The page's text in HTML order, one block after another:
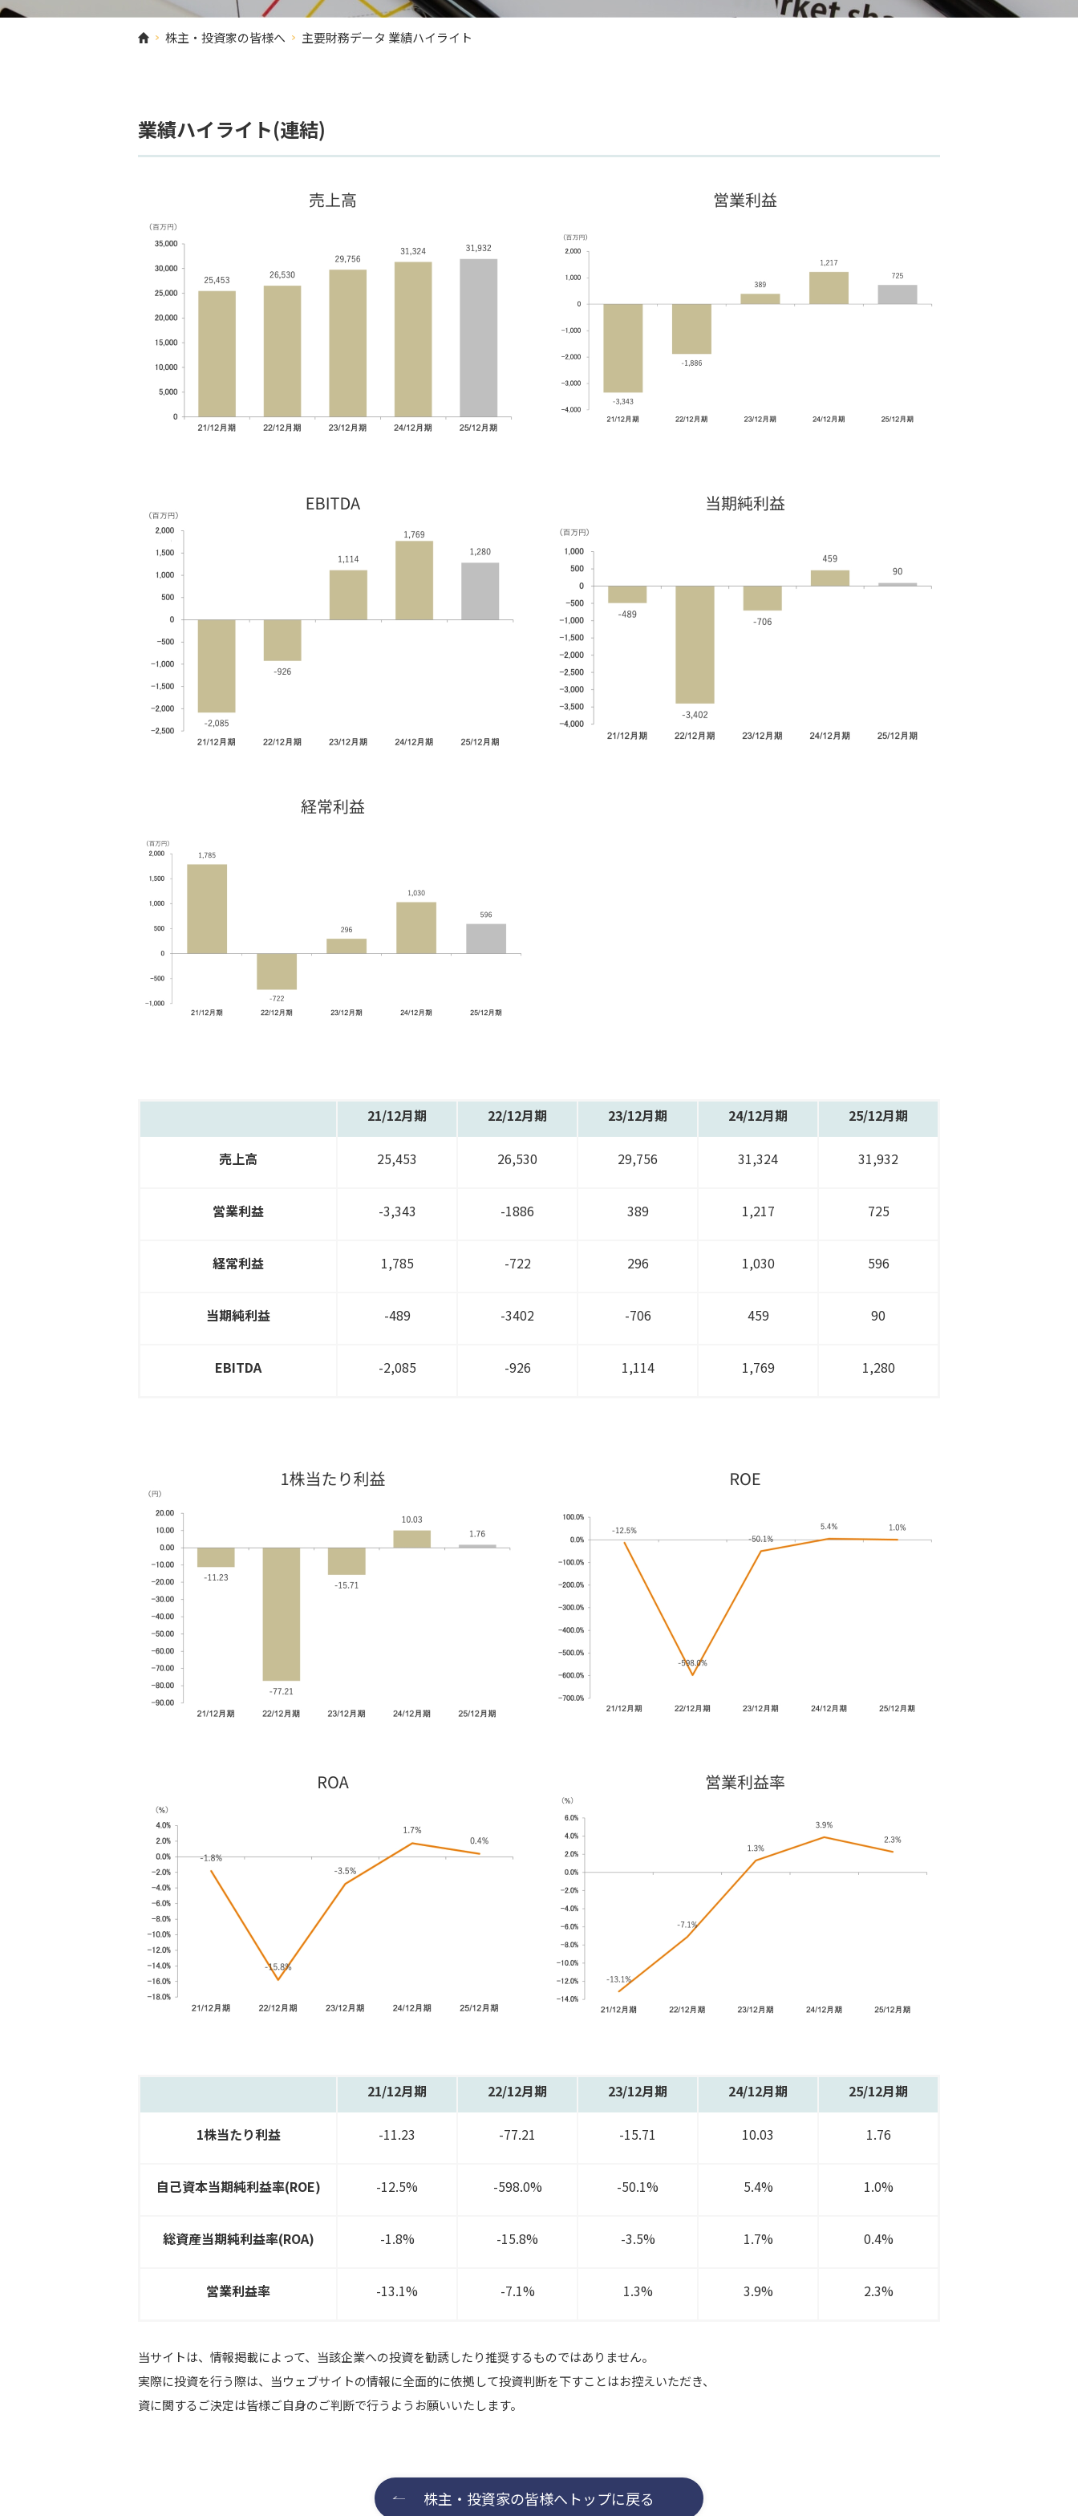
株主・投資家の皆様へ 主要財務データ 業績ハイライト
業績ハイライト(連結)
21/12月期 22/12月期 23/12月期 24/12月期 25/12月期
売上高 25,453 26,530 29,756 31,324 31,932
営業利益 -3,343 -1886 389 1,217 725
経常利益 1,785 -722 296 1,030 596
当期純利益 -489 -3402 -706 459 90
EBITDA -2,085 -926 1,114 1,769 1,280
21/12月期 22/12月期 23/12月期 24/12月期 25/12月期
1株当たり利益 -11.23 -77.21 -15.71 10.03 1.76
自己資本当期純利益率(ROE) -12.5% -598.0% -50.1% 5.4% 1.0%
総資産当期純利益率(ROA) -1.8% -15.8% -3.5% 1.7% 0.4%
営業利益率 -13.1% -7.1% 1.3% 3.9% 2.3%
当サイトは、情報掲載によって、当該企業への投資を勧誘したり推奨するものではありません。
実際に投資を行う際は、当ウェブサイトの情報に全面的に依拠して投資判断を下すことはお控えいただき、
資に関するご決定は皆様ご自身のご判断で行うようお願いいたします。
株主・投資家の皆様へトップに戻る